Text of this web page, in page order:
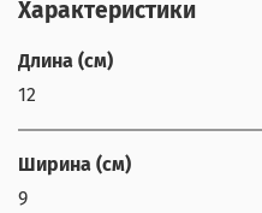
Характеристики
Длина (см)
12
Ширина (см)
9